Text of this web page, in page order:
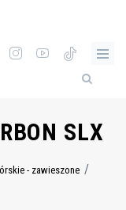
SLX
- zawieszone